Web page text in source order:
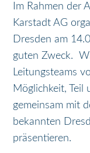
Im Rahmen der
Karstadt AG
Dresden am
guten Zweck.
Leitungsteams
Möglichkeit, Teil
gemeinsam mit
bekannten
präsentieren.